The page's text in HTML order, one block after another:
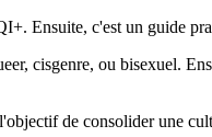
Ensuite, c'est un guide
cisgenre, ou bisexuel.
de consolider une